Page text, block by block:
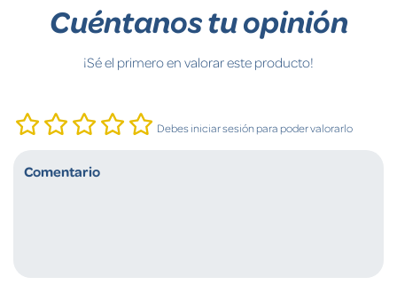
Cuéntanos tu opinión
¡Sé el primero en valorar este producto!
Debes iniciar sesión para poder valorarlo